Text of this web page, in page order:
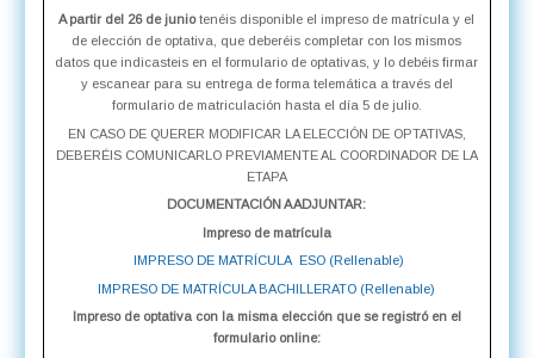
A partir del 26 de juniotenéis disponible el impreso de matrícula y el
de elección de optativa, que deberéis completar con los mismos
datos que indicasteis en el formulario de optativas, y lo debéis firmar
y escanear para su entrega de forma telemática a través del
formulario de matriculación hasta el día 5 de julio.
EN CASO DE QUERER MODIFICAR LA ELECCIÓN DE OPTATIVAS,
DEBERÉIS COMUNICARLO PREVIAMENTE AL COORDINADOR DE LA
ETAPA
DOCUMENTACIÓN A ADJUNTAR:
Impreso de matrícula
IMPRESO DE MATRÍCULA ESO (Rellenable)
IMPRESO DE MATRÍCULA BACHILLERATO (Rellenable)
Impreso de optativa con la misma elección que se registró en el
formulario online: